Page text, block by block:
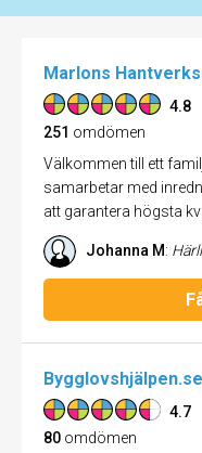
Marlons
4.8
251 omdömen
Välkommen till ett
samarbetar med
att garantera högsta
Johanna M: Härligt bemötande redan från första kontakt till avslutat jobb. Jag blev
Bygglovshjälpen.se
4.7
80 omdömen